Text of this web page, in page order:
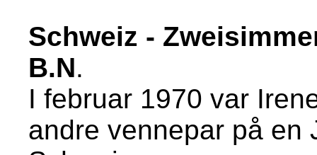
Schweiz -
B.N.
I februar 1970 var
andre vennepar på en